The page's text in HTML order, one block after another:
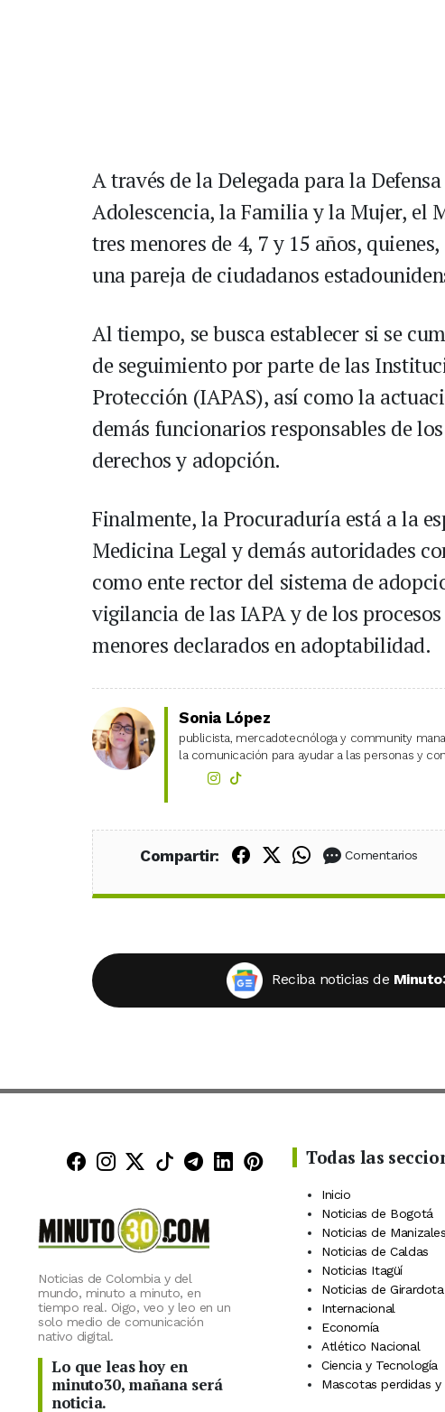
A través de la Delegada para la
Adolescencia, la Familia y la Mujer, el
tres menores de 4, 7 y 15 años,
una pareja de ciudadanos
Al tiempo, se busca establecer si se
de seguimiento por parte de las
Protección (IAPAS), así como la
demás funcionarios responsables de
derechos y adopción.
Finalmente, la Procuraduría está a la
Medicina Legal y demás autoridades
como ente rector del sistema de
vigilancia de las IAPA y de los
menores declarados en adoptabilidad.
Sonia López
publicista, mercadotecnóloga y community
la comunicación para ayudar a las personas y
Compartir: Compartir en Facebook
Compartir en X
Compartir en
Comentarios
Reciba noticias de
Minuto30 en Facebook
Minuto30 en Instagram
Minuto30 en X (Twitter)
Minuto30 en TikTok
Canal de Minuto30 en
Minuto30 en LinkedIn
Minuto30 en
Noticias de Colombia y del
mundo, minuto a minuto, en
tiempo real. Oigo, veo y leo en un
solo medio de comunicación
nativo digital.
Lo que leas hoy en
minuto30, mañana será
noticia.
Todas las
Inicio
Noticias de Bogotá
Noticias de Manizales
Noticias de Caldas
Noticias Itagüí
Noticias de Girardota
Internacional
Economía
Atlético Nacional
Ciencia y Tecnología
Mascotas perdidas